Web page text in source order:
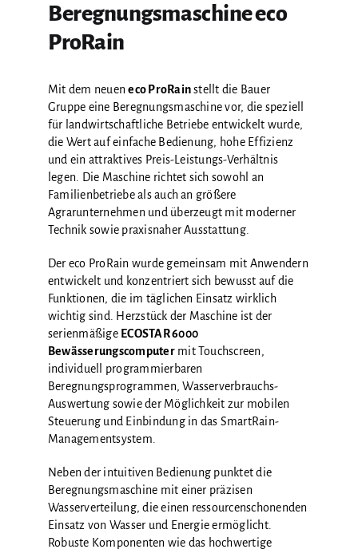
Beregnungsmaschine eco
ProRain
Mit dem neueneco ProRainstellt die Bauer
Gruppe eine Beregnungsmaschine vor, die speziell
für landwirtschaftliche Betriebe entwickelt wurde,
die Wert auf einfache Bedienung, hohe Effizienz
und ein attraktives Preis-Leistungs-Verhältnis
legen. Die Maschine richtet sich sowohl an
Familienbetriebe als auch an größere
Agrarunternehmen und überzeugt mit moderner
Technik sowie praxisnaher Ausstattung.
Der eco ProRain wurde gemeinsam mit Anwendern
entwickelt und konzentriert sich bewusst auf die
Funktionen, die im täglichen Einsatz wirklich
wichtig sind. Herzstück der Maschine ist der
serienmäßige ECOSTAR 6000
Bewässerungscomputermit Touchscreen,
individuell programmierbaren
Beregnungsprogrammen, Wasserverbrauchs-
Auswertung sowie der Möglichkeit zur mobilen
Steuerung und Einbindung in das SmartRain-
Managementsystem.
Neben der intuitiven Bedienung punktet die
Beregnungsmaschine mit einer präzisen
Wasserverteilung, die einen ressourcenschonenden
Einsatz von Wasser und Energie ermöglicht.
Robuste Komponenten wie das hochwertige